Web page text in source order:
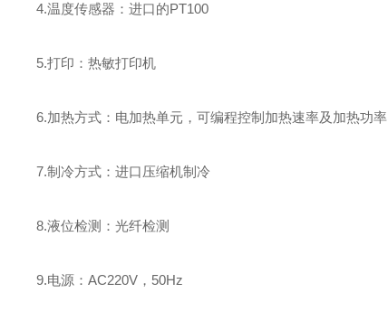
4.温度传感器：进口的PT100
5.打印：热敏打印机
6.加热方式：电加热单元，可编程控制加热速率及加热功率
7.制冷方式：进口压缩机制冷
8.液位检测：光纤检测
9.电源：AC220V，50Hz